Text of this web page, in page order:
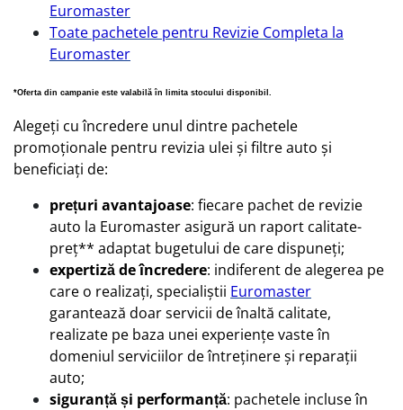
Euromaster
Toate pachetele pentru Revizie Completa la
Euromaster
*Oferta din campanie este valabilă în limita stocului disponibil.
Alegeți cu încredere unul dintre pachetele
promoționale pentru revizia ulei și filtre auto și
beneficiați de:
prețuri avantajoase: fiecare pachet de revizie
auto la Euromaster asigură un raport calitate-
preț** adaptat bugetului de care dispuneți;
expertiză de încredere: indiferent de alegerea pe
care o realizați, specialiștii Euromaster
garantează doar servicii de înaltă calitate,
realizate pe baza unei experiențe vaste în
domeniul serviciilor de întreținere și reparații
auto;
siguranță și performanță: pachetele incluse în